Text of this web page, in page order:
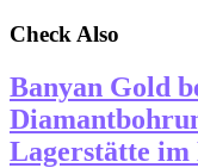
Check Also
Banyan Gold
Lagerstätte